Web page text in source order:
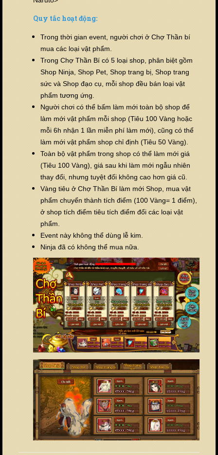
Quy tắc hoạt động:
Trong thời gian event, người chơi ở Chợ Thần bí
mua các loại vật phẩm.
Trong Chợ Thần Bí có 5 loại shop, phân biệt gồm
Shop Ninja, Shop Pet, Shop trang bị, Shop trang
sức và Shop đạo cụ, mỗi shop đều bán loại vật
phẩm tương ứng.
Người chơi có thể bấm làm mới toàn bộ shop để
làm mới vật phẩm mỗi shop (Tiêu 100 Vàng hoặc
mỗi 6h nhận 1 lần miễn phí làm mới), cũng có thể
làm mới vật phẩm shop chỉ định (Tiêu 50 Vàng).
Toàn bộ vật phẩm trong shop có thể làm mới giá
(Tiêu 100 Vàng), giá sau khi làm mới ngẫu nhiên
thay đổi, nhưng tuyệt đối không cao hơn giá cũ.
Vàng tiêu ở Chợ Thần Bí làm mới Shop, mua vật
phẩm chuyển thành tích điểm (100 Vàng= 1 điểm),
ở shop tích điểm tiêu tích điểm đổi các loại vật
phẩm.
Event này không thể dùng lễ kim.
Ninja đã có không thể mua nữa.